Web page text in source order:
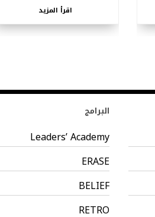
اقرأ المزيد
البرامج
Leaders’ Academy
ERASE
BELIEF
RETRO